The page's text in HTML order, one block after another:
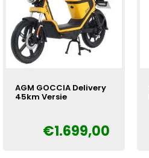
AGM GOCCIA Delivery
45km Versie
Oorspronkelijke
€1.699,00
Huidige